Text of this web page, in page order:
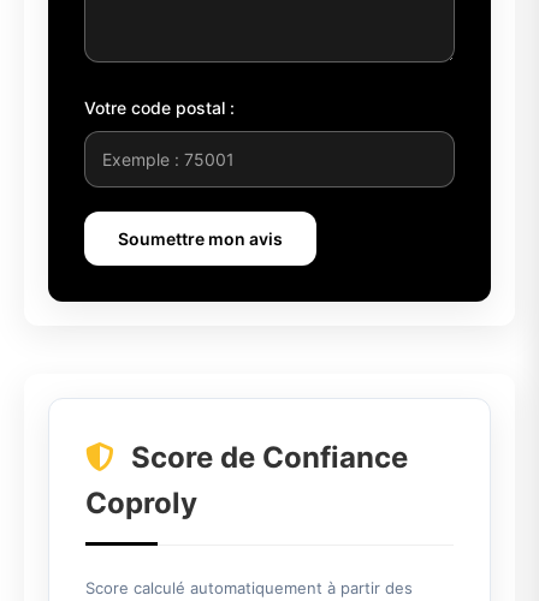
Votre code postal :
Soumettre mon avis
Score de Confiance
Coproly
Score calculé automatiquement à partir des